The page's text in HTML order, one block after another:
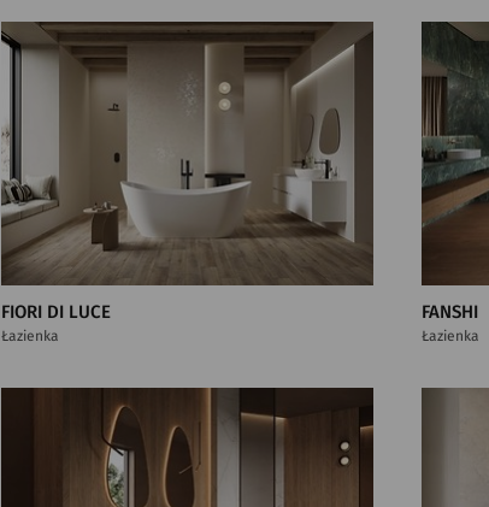
FIORI DI LUCE
Łazienka
FANSHI
Łazienka